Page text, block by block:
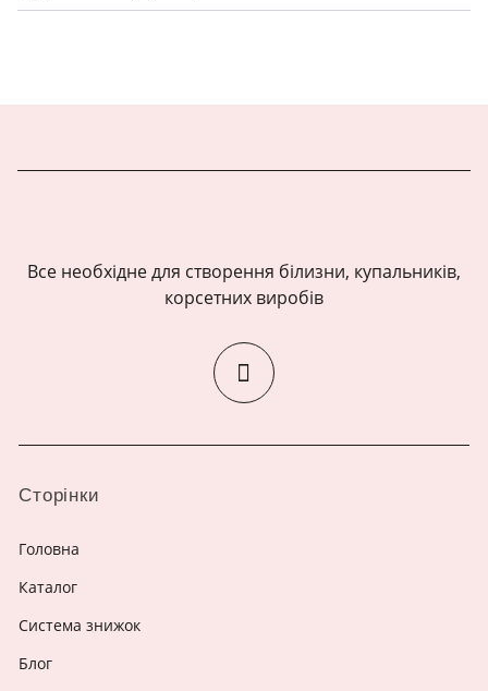
Все необхідне для створення білизни, купальників,
корсетних виробів
Сторінки
Головна
Каталог
Система знижок
Блог